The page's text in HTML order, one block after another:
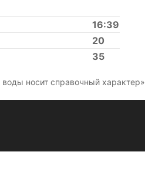
16:39
20
35
носит справочный характер»